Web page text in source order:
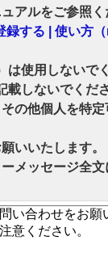
アルをご参照く
する | 使い方
使用しないでく
しないでくださ
の他個人を特定
いいたします。
メッセージ全